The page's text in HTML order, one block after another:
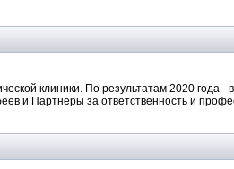
клиники. По результатам 2020 года
и Партнеры за ответственность и